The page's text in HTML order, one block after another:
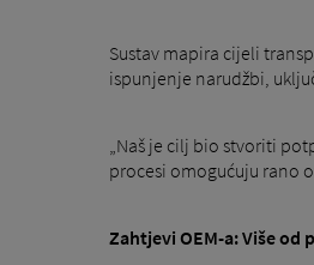
Sustav mapira cijeli
ispunjenje narudžbi,
„Naš je cilj bio stvoriti
procesi omogućuju rano
Zahtjevi OEM-a: Više od